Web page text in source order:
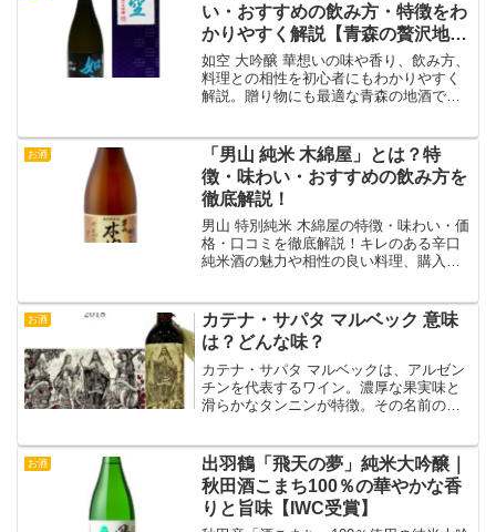
い・おすすめの飲み方・特徴をわ
かりやすく解説【青森の贅沢地
酒】
如空 大吟醸 華想いの味や香り、飲み方、
料理との相性を初心者にもわかりやすく
解説。贈り物にも最適な青森の地酒で
お酒
「男山 純米 木綿屋」とは？特
徴・味わい・おすすめの飲み方を
徹底解説！
男山 特別純米 木綿屋の特徴・味わい・価
格・口コミを徹底解説！キレのある辛口
純米酒の魅力や相性の良い料理、購入方
お酒
カテナ・サパタ マルベック 意味
は？どんな味？
カテナ・サパタ マルベックは、アルゼン
チンを代表するワイン。濃厚な果実味と
滑らかなタンニンが特徴。その名前の意
お酒
出羽鶴「飛天の夢」純米大吟醸｜
秋田酒こまち100％の華やかな香
りと旨味【IWC受賞】